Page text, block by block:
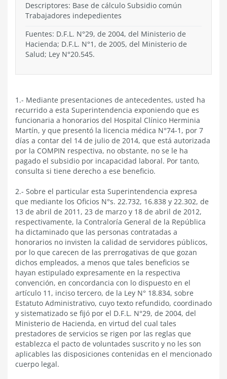
Descriptores: Base de cálculo Subsidio común
Trabajadores indepedientes
Fuentes: D.F.L. N°29, de 2004, del Ministerio de
Hacienda; D.F.L. N°1, de 2005, del Ministerio de
Salud; Ley N°20.545.
1.- Mediante presentaciones de antecedentes, usted ha
recurrido a esta Superintendencia exponiendo que es
funcionaria a honorarios del Hospital Clínico Herminia
Martín, y que presentó la licencia médica N°74-1, por 7
días a contar del 14 de julio de 2014, que está autorizada
por la COMPIN respectiva, no obstante, no se le ha
pagado el subsidio por incapacidad laboral. Por tanto,
consulta si tiene derecho a ese beneficio.
2.- Sobre el particular esta Superintendencia expresa
que mediante los Oficios N°s. 22.732, 16.838 y 22.302, de
13 de abril de 2011, 23 de marzo y 18 de abril de 2012,
respectivamente, la Contraloría General de la República
ha dictaminado que las personas contratadas a
honorarios no invisten la calidad de servidores públicos,
por lo que carecen de las prerrogativas de que gozan
dichos empleados, a menos que tales beneficios se
hayan estipulado expresamente en la respectiva
convención, en concordancia con lo dispuesto en el
artículo 11, inciso tercero, de la Ley N° 18.834, sobre
Estatuto Administrativo, cuyo texto refundido, coordinado
y sistematizado se fijó por el D.F.L. N°29, de 2004, del
Ministerio de Hacienda, en virtud del cual tales
prestadores de servicios se rigen por las reglas que
establezca el pacto de voluntades suscrito y no les son
aplicables las disposiciones contenidas en el mencionado
cuerpo legal.